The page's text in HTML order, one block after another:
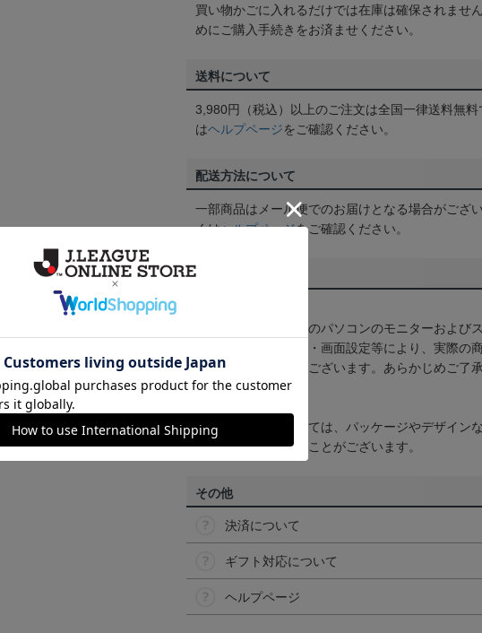
買い物かごに入れるだけでは在庫は確保されませ
めにご購入手続きをお済ませください。
送料について
3,980円（税込）以上のご注文は全国一律送料無料
はヘルプページをご確認ください。
配送方法について
一部商品はメール便でのお届けとなる場合がござ
くはヘルプページをご確認ください。
商品について
商品画像は、お使いのパソコンのモニターおよび
ンのメーカー・機種・画面設定等により、実際の
なって見える場合がございます。あらかじめご了承
取り扱い商品によっては、パッケージやデザイン
予告なく変更になることがございます。
その他
決済について
ギフト対応について
ヘルプページ